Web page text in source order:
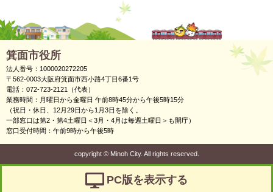
箕面市役所
法人番号：1000020272205
〒562-0003大阪府箕面市西小路4丁目6番1号
電話：072-723-2121（代表）
業務時間：月曜日から金曜日 午前8時45分から午後5時15分
（祝日・休日、12月29日から1月3日を除く。
一部窓口は第2・第4土曜日＜3月・4月は毎週土曜日＞も開庁）
窓口受付時間：午前9時から午後5時
copyright ©Minoh City. All rights reserved.
PC版を表示する